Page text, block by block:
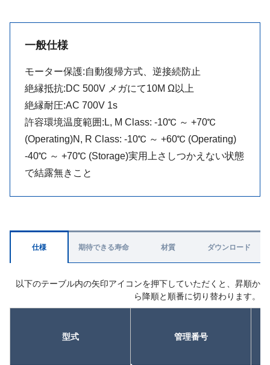
一般仕様
モーター保護:自動復帰方式、逆接続防止
絶縁抵抗:DC 500V メガにて10M Ω以上
絶縁耐圧:AC 700V 1s
許容環境温度範囲:L, M Class: -10℃ ～ +70℃
(Operating)N, R Class: -10℃ ～ +60℃ (Operating)
-40℃ ～ +70℃ (Storage)実用上さしつかえない状態
で結露無きこと
仕様
以下のテーブル内の矢印アイコンを押下していただくと、昇順か
ら降順と順番に切り替わります。
型式 管理番号
期待できる寿命 材質 ダウンロード